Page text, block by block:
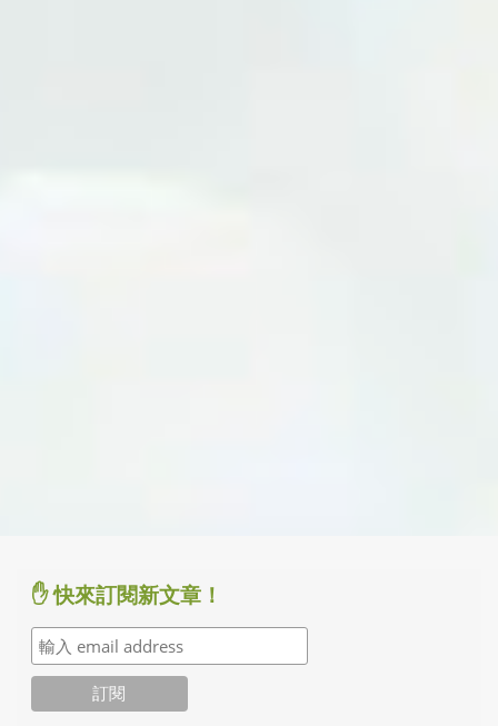
✋ 快來訂閱新文章！